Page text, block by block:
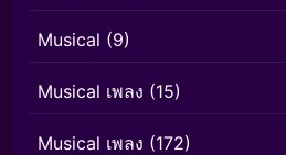
Musical (9)
Musical เพลง (15)
Musical เพลง (172)